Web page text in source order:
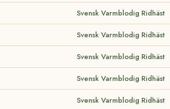
Svensk Varmblodig Ridhäst
Svensk Varmblodig Ridhäst
Svensk Varmblodig Ridhäst
Svensk Varmblodig Ridhäst
Svensk Varmblodig Ridhäst